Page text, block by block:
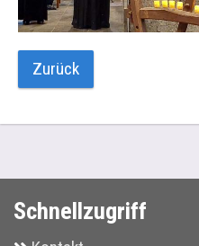
Zurück
Schnellzugriff